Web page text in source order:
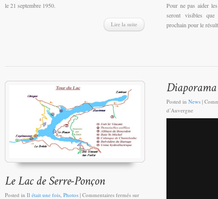
le 21 septembre 1950.
Lire la suite
Pour ne pas aider
seront visibles que
prochain pour le
Posted in Il était une fois Photos | Commentaires fermés sur
Posted in News |
d’Auvergne